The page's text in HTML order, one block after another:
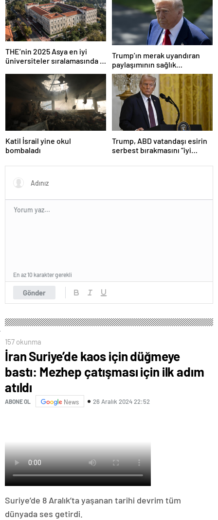
THE’nin 2025 Asya en iyi
üniversiteler sıralamasında 4
Trump’ın merak uyandıran
paylaşımının sağlık
sistemiyle ilgili kararname
olduğu anlaşıldı
Katil İsrail yine okul
bombaladı
Trump, ABD vatandaşı esirin
serbest bırakmasını “iyi
olarak değerlendirdi
Gönder
En az 10 karakter gerekli
157 okunma
İran Suriye’de kaos için düğmeye
bastı: Mezhep çatışması için ilk adım
atıldı
ABONE OL News 26 Aralık 2024 22:52
Suriye’de 8 Aralık’ta yaşanan tarihi devrim tüm
dünyada ses getirdi.